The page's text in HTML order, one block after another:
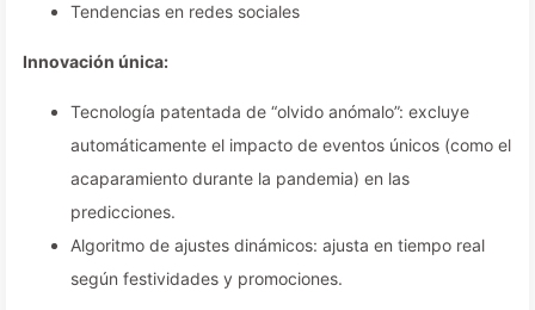
Tendencias en redes sociales
Innovación única:
Tecnología patentada de “olvido anómalo”: excluye
automáticamente el impacto de eventos únicos (como el
acaparamiento durante la pandemia) en las
predicciones.
Algoritmo de ajustes dinámicos: ajusta en tiempo real
según festividades y promociones.